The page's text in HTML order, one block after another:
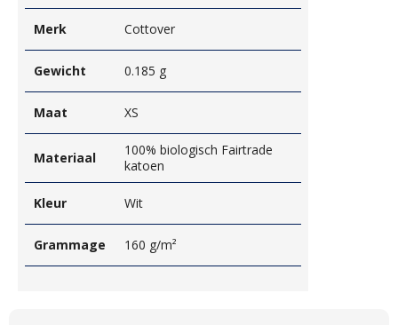
Merk Cottover
Gewicht 0.185 g
Maat XS
Materiaal
100% biologisch Fairtrade
katoen
Kleur Wit
Grammage 160 g/m²